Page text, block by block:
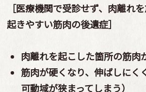
［医療機関で受診せず、肉離れ
起きやすい筋肉の後遺症］
肉離れを起こした箇所の筋肉
筋肉が硬くなり、伸ばしにく
可動域が狭まってしまう）